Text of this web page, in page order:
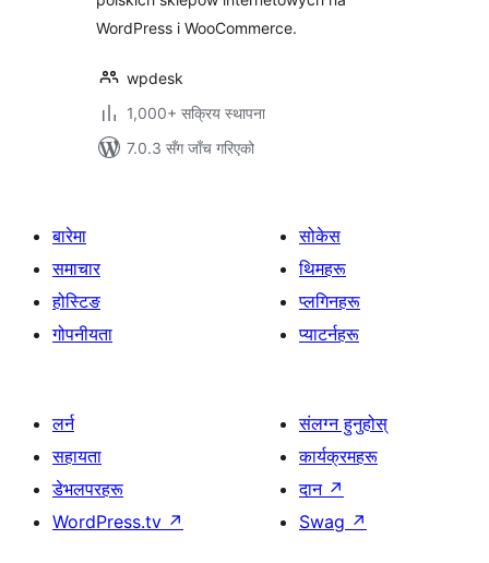
WordPress i WooCommerce.
wpdesk
1,000+ सक्रिय स्थापना
7.0.3 सँग जाँच गरिएको
बारेमा
समाचार
होस्टिङ
गोपनीयता
सोकेस
थिमहरू
प्लगिनहरू
प्याटर्नहरू
लर्न
सहायता
डेभलपरहरू
WordPress.tv ↗
संलग्न हुनुहोस्
कार्यक्रमहरू
दान ↗
Swag ↗